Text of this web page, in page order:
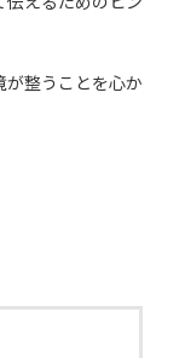
が整うことを心か